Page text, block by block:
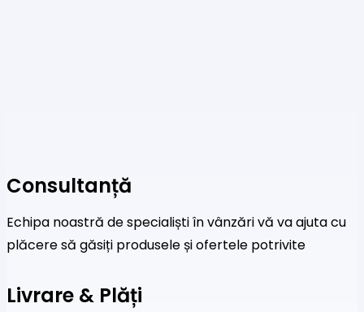
Consultanță
Echipa noastră de specialiști în vânzări vă va ajuta cu
plăcere să găsiți produsele și ofertele potrivite
Livrare & Plăți